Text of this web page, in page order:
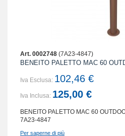
Art. 0002748 (7A23-4847)
BENEITO PALETTO MAC 60
Iva Esclusa: 102,46 €
Iva Inclusa: 125,00 €
BENEITO PALETTO MAC 60
7A23-4847
Per saperne di più